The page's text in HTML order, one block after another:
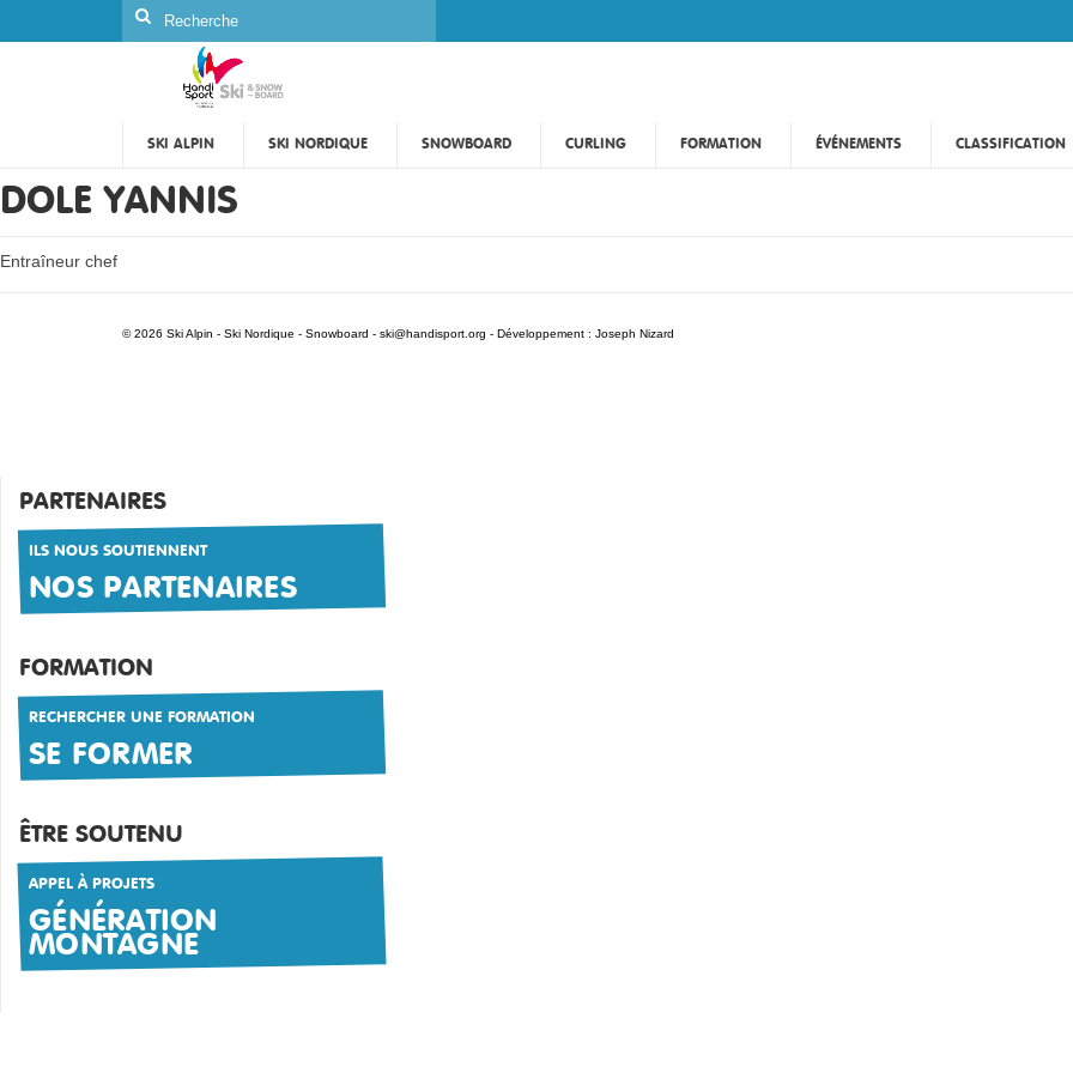
Rechercher
SKI ALPIN SKI NORDIQUE SNOWBOARD CURLING FORMATION ÉVÉNEMENTS CLASSIFICATION
DOLE YANNIS
Entraîneur chef
© 2026 Ski Alpin - Ski Nordique - Snowboard - ski@handisport.org - Développement : Joseph Nizard
PARTENAIRES
ILS NOUS SOUTIENNENT
NOS PARTENAIRES
FORMATION
RECHERCHER UNE FORMATION
SE FORMER
ÊTRE SOUTENU
APPEL À PROJETS
GÉNÉRATION
MONTAGNE